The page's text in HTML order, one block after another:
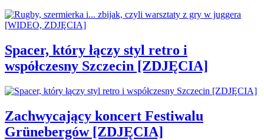
Spacer, który łączy styl retro i
współczesny Szczecin [ZDJĘCIA]
Zachwycający koncert Festiwalu
Grünebergów [ZDJĘCIA]